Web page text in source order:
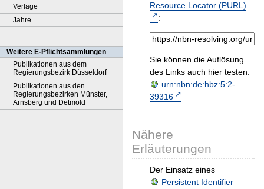
Verlage
Jahre
Weitere E-Pflichtsammlungen
Publikationen aus dem
Regierungsbezirk Düsseldorf
Publikationen aus den
Regierungsbezirken Münster,
Arnsberg und Detmold
Resource Locator (PURL)
:
Sie können die Auflösung
des Links auch hier testen:
urn:nbn:de:hbz:5:2-
39316
Nähere
Erläuterungen
Der Einsatz eines
Persistent Identifier